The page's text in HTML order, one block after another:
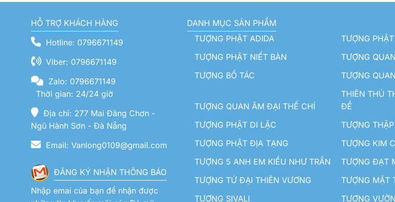
HỖ TRỢ KHÁCH HÀNG
Hotline: 0796671149
Viber: 0796671149
Zalo: 0796671149
Thời gian: 24/24 giờ
Địa chỉ: 277 Mai Đăng Chơn -
Ngũ Hành Sơn - Đà Nẵng
Email: Vanlong0109@gmail.com
ĐĂNG KÝ NHẬN THÔNG BÁO
Nhập emai của bạn để nhận được
DANH MỤC SẢN PHẨM
TƯỢNG PHẬT ADIDA
TƯỢNG
TƯỢNG PHẬT NIẾT BÀN
TƯỢNG
TƯỢNG BỒ TÁC
TƯỢNG
TƯỢNG QUAN ÂM ĐẠI THẾ CHÍ
THIÊN THỦ
ĐỀ
TƯỢNG PHẬT DI LẶC
TƯỢNG
TƯỢNG PHẬT ĐỊA TẠNG
TƯỢNG KIM
TƯỢNG 5 ANH EM KIỀU NHƯ TRẦN
TƯỢNG ĐẠT
TƯỢNG TỨ ĐẠI THIÊN VƯƠNG
TƯỢNG MẬT
TƯỢNG SIVALI
TƯỢNG